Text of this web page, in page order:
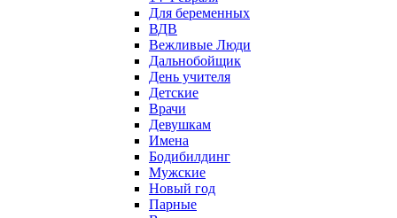
Для беременных
ВДВ
Вежливые Люди
Дальнобойщик
День учителя
Детские
Врачи
Девушкам
Имена
Бодибилдинг
Мужские
Новый год
Парные